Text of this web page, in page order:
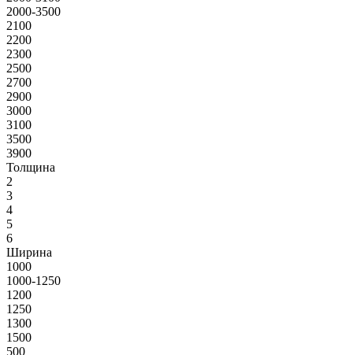
2000-3500
2100
2200
2300
2500
2700
2900
3000
3100
3500
3900
Толщина
2
3
4
5
6
Ширина
1000
1000-1250
1200
1250
1300
1500
500